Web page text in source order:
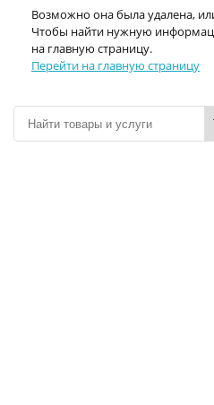
Возможно она была удалена,
Чтобы найти нужную
на главную страницу.
Перейти на главную страницу